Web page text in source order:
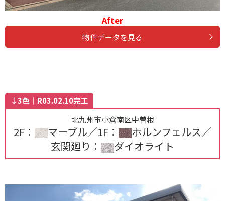
After
物件データを見る
↓3色｜R03.02.10完工
北九州市小倉南区中曽根
2F： マーブル／1F：
ホルンフェルス／
玄関廻り：
ダイオライト